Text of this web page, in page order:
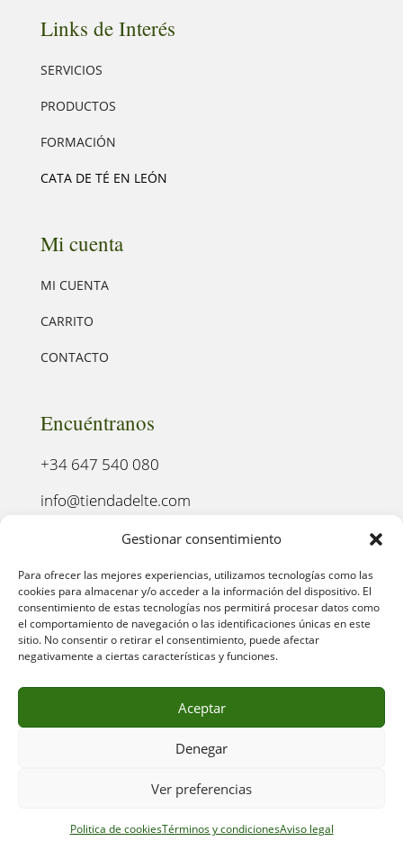
Gestionar consentimiento
Para ofrecer las mejores experiencias, utilizamos tecnologías como las
cookies para almacenar y/o acceder a la información del dispositivo. El
consentimiento de estas tecnologías nos permitirá procesar datos como
el comportamiento de navegación o las identificaciones únicas en este
sitio. No consentir o retirar el consentimiento, puede afectar
negativamente a ciertas características y funciones.
Aceptar
Denegar
Ver preferencias
Politica de cookiesTérminos y condicionesAviso legal
Links de Interés
SERVICIOS
PRODUCTOS
FORMACIÓN
CATA DE TÉ EN LEÓN
Mi cuenta
MI CUENTA
CARRITO
CONTACTO
Encuéntranos
+34 647 540 080
info@tiendadelte.com
Punto oficial de recogida:
C. Pozo, 13, 24003. León
POLÍTICA DE PRIVACIDAD
POLÍTICA DE COMPRA
ENVÍO Y ENTREGA TÉRMINOS Y CONDICIONES